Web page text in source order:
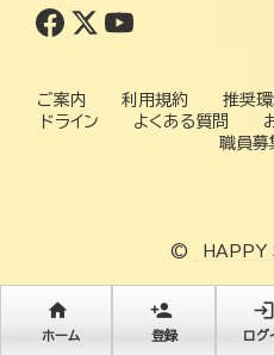
ご案内 利用規約 推奨
ドライン
よくある質問
職員募
© HAPPY
home
ホーム
person_add
登録
login
ログ